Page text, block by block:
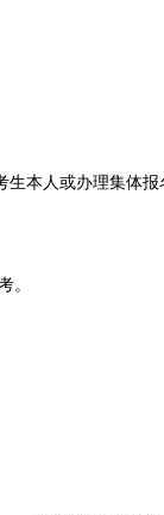
本人或办理集体
。